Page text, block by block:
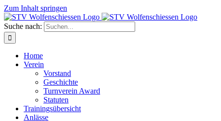
Zum Inhalt springen
Suche nach:
Home
Verein
Vorstand
Geschichte
Turnverein Award
Statuten
Trainingsübersicht
Anlässe